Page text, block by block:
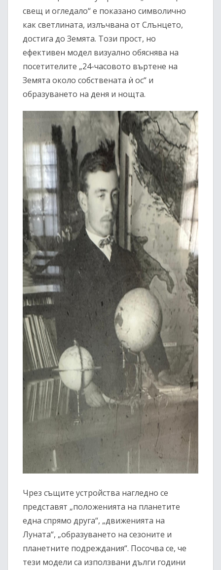
свещ и огледало“ е показано символично
как светлината, излъчвана от Слънцето,
достига до Земята. Този прост, но
ефективен модел визуално обяснява на
посетителите „24-часовото въртене на
Земята около собствената ѝ ос“ и
образуването на деня и нощта.
Чрез същите устройства нагледно се
представят „положенията на планетите
една спрямо друга“, „движенията на
Луната“, „образуването на сезоните и
планетните подреждания“. Посочва се, че
тези модели са използвани дълги години